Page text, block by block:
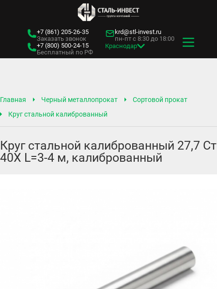
+7 (861) 205-26-35
Заказать звонок
+7 (800) 500-24-15
Бесплатный по РФ
krd@stl-invest.ru
пн-пт с 8:30 до 18:00
Краснодар
Главная Черный металлопрокат
Сортовой прокат
Круг стальной калиброванный
Круг стальной калиброванный 27,7 Ст
40Х L=3-4 м, калиброванный